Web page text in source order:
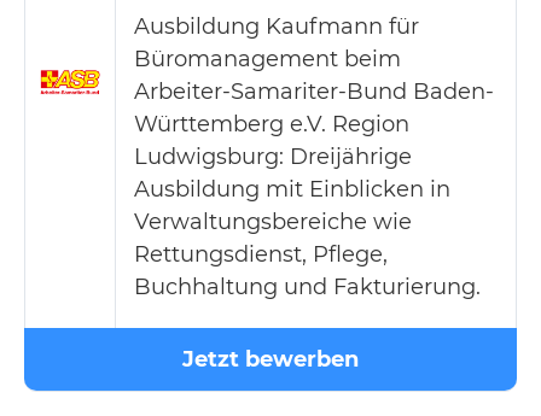
Ausbildung Kaufmann für
Büromanagement beim
Arbeiter-Samariter-Bund Baden-
Württemberg e.V. Region
Ludwigsburg: Dreijährige
Ausbildung mit Einblicken in
Verwaltungsbereiche wie
Rettungsdienst, Pflege,
Buchhaltung und Fakturierung.
Jetzt bewerben